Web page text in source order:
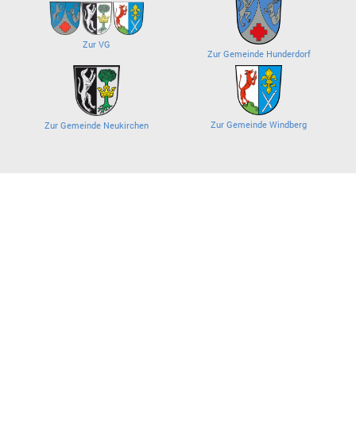
Zur VG
Zur Gemeinde Hunderdorf
Zur Gemeinde Neukirchen Zur Gemeinde Windberg